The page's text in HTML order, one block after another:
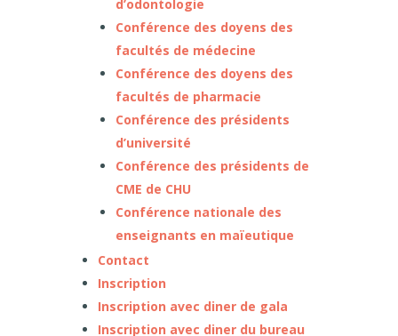
d’odontologie
Conférence des doyens des
facultés de médecine
Conférence des doyens des
facultés de pharmacie
Conférence des présidents
d’université
Conférence des présidents de
CME de CHU
Conférence nationale des
enseignants en maïeutique
Contact
Inscription
Inscription avec diner de gala
Inscription avec diner du bureau